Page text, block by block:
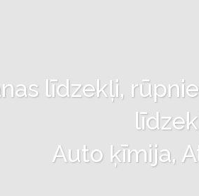
līdzekļi,
Auto ķīmija,